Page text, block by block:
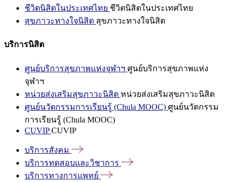
ชีวิตนิสิตในประเทศไทย ชีวิตนิสิตในประเทศไทย
สุขภาวะทางใจนิสิต สุขภาวะทางใจนิสิต
บริการนิสิต
ศูนย์บริการสุขภาพแห่งจุฬาฯ ศูนย์บริการสุขภาพแห่ง
จุฬาฯ
หน่วยส่งเสริมสุขภาวะนิสิต หน่วยส่งเสริมสุขภาวะนิสิต
ศูนย์นวัตกรรมการเรียนรู้ (Chula MOOC) ศูนย์นวัตกรรม
การเรียนรู้ (Chula MOOC)
CUVIPCUVIP
บริการสังคม
บริการทดสอบและวิชาการ
บริการทางการแพทย์